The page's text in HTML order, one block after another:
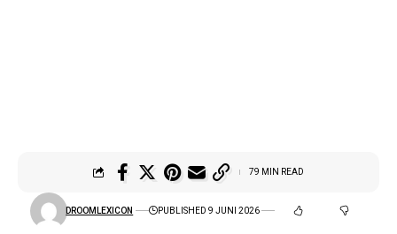
DROOMLEXICON PUBLISHED 9 JUNI 2026
79 MIN READ